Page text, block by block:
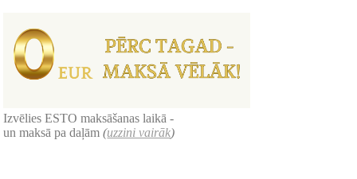
Izvēlies ESTO maksāšanas laikā -
un maksā pa daļām(uzzini vairāk)